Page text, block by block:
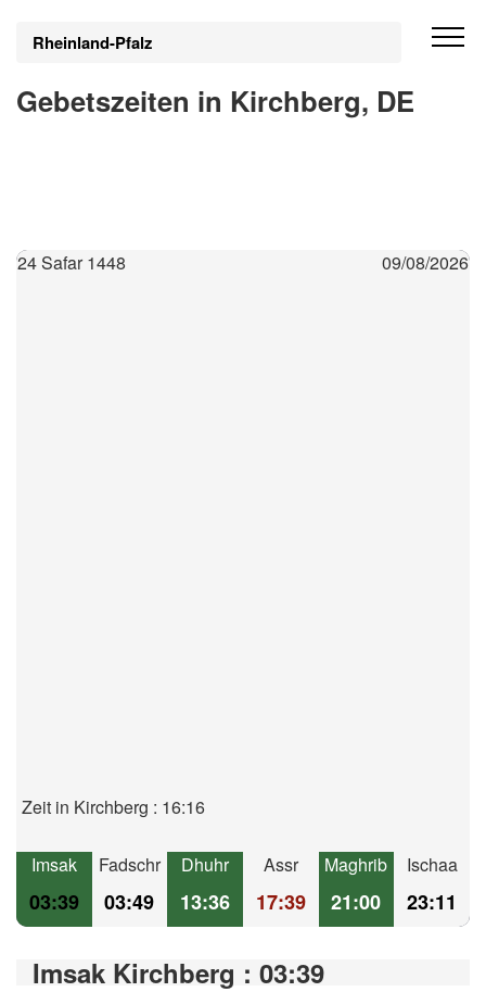
Rheinland-Pfalz
Gebetszeiten in Kirchberg, DE
24 Safar 1448 09/08/2026
Zeit in Kirchberg : 16:16
Imsak
03:39
Fadschr
03:49
Dhuhr
13:36
Assr
17:39
Maghrib
21:00
Ischaa
23:11
Imsak Kirchberg : 03:39